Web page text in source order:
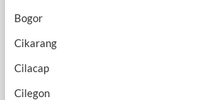
Bogor
Cikarang
Cilacap
Cilegon